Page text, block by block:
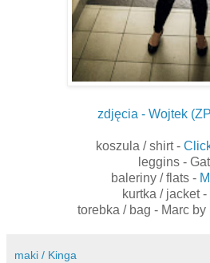
zdjęcia - Wojtek
koszula / shirt -
leggins -
baleriny / flats -
kurtka / jacket -
torebka / bag - Marc by
maki / Kinga